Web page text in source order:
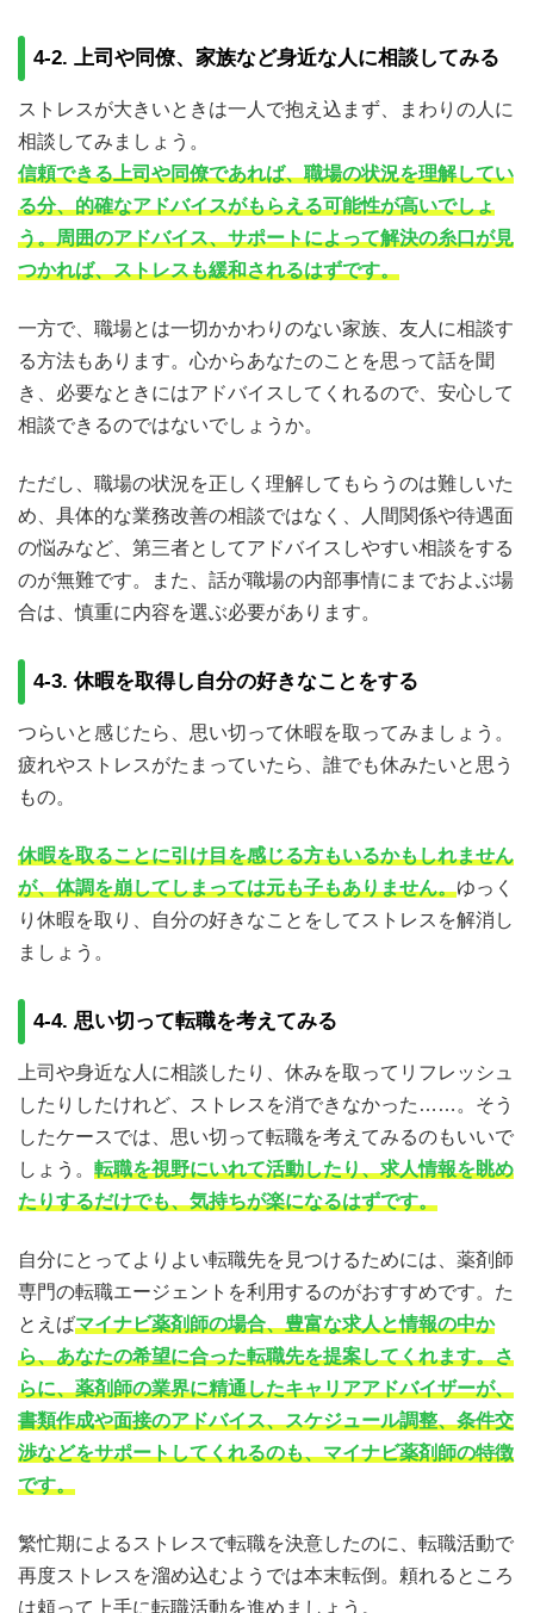
4-2. 上司や同僚、家族など身近な人に相談してみる
ストレスが大きいときは一人で抱え込まず、まわりの人に
相談してみましょう。
信頼できる上司や同僚であれば、職場の状況を理解してい
る分、的確なアドバイスがもらえる可能性が高いでしょ
う。周囲のアドバイス、サポートによって解決の糸口が見
つかれば、ストレスも緩和されるはずです。
一方で、職場とは一切かかわりのない家族、友人に相談す
る方法もあります。心からあなたのことを思って話を聞
き、必要なときにはアドバイスしてくれるので、安心して
相談できるのではないでしょうか。
ただし、職場の状況を正しく理解してもらうのは難しいた
め、具体的な業務改善の相談ではなく、人間関係や待遇面
の悩みなど、第三者としてアドバイスしやすい相談をする
のが無難です。また、話が職場の内部事情にまでおよぶ場
合は、慎重に内容を選ぶ必要があります。
4-3. 休暇を取得し自分の好きなことをする
つらいと感じたら、思い切って休暇を取ってみましょう。
疲れやストレスがたまっていたら、誰でも休みたいと思う
もの。
休暇を取ることに引け目を感じる方もいるかもしれません
が、体調を崩してしまっては元も子もありません。ゆっく
り休暇を取り、自分の好きなことをしてストレスを解消し
ましょう。
4-4. 思い切って転職を考えてみる
上司や身近な人に相談したり、休みを取ってリフレッシュ
したりしたけれど、ストレスを消できなかった……。そう
したケースでは、思い切って転職を考えてみるのもいいで
しょう。 転職を視野にいれて活動したり、求人情報を眺め
たりするだけでも、気持ちが楽になるはずです。
自分にとってよりよい転職先を見つけるためには、薬剤師
専門の転職エージェントを利用するのがおすすめです。た
とえばマイナビ薬剤師の場合、豊富な求人と情報の中か
ら、あなたの希望に合った転職先を提案してくれます。さ
らに、薬剤師の業界に精通したキャリアアドバイザーが、
書類作成や面接のアドバイス、スケジュール調整、条件交
渉などをサポートしてくれるのも、マイナビ薬剤師の特徴
です。
繁忙期によるストレスで転職を決意したのに、転職活動で
再度ストレスを溜め込むようでは本末転倒。頼れるところ
は頼って上手に転職活動を進めましょう。